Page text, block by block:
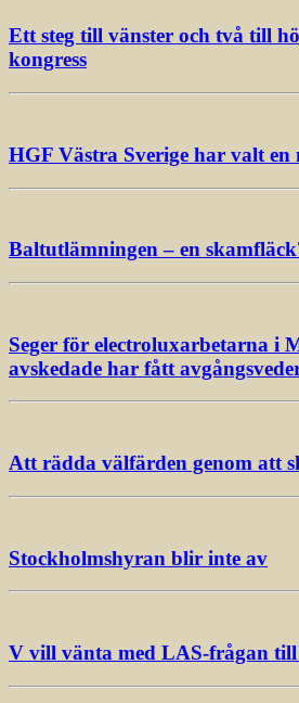
Ett steg till vänster och två till
kongress
HGF Västra Sverige har valt en
Baltutlämningen – en
Seger för electroluxarbetarna i
avskedade har fått
Att rädda välfärden genom att
Stockholmshyran blir inte av
V vill vänta med LAS-frågan till